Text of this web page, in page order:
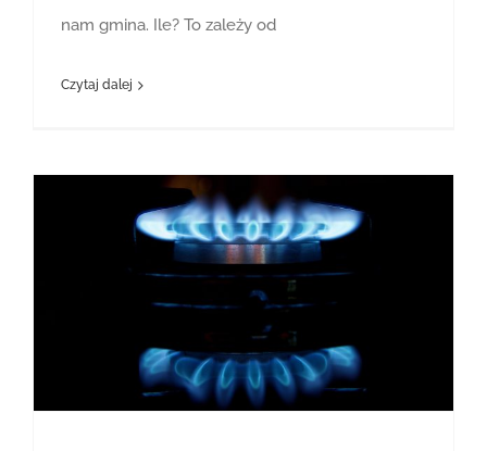
nam gmina. Ile? To zależy od
Czytaj dalej